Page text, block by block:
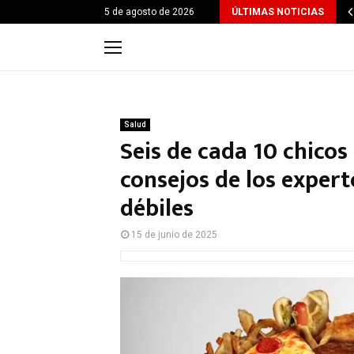
5 de agosto de 2026 ÚLTIMAS NOTICIAS
Salud
Seis de cada 10
consejos de los
débiles
15 de junio de 2025